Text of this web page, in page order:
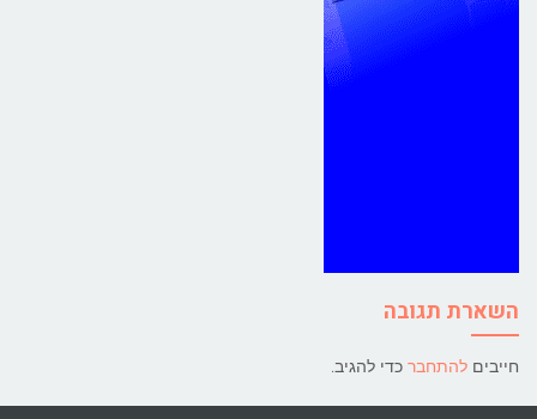
השארת תגובה
חייבים להתחבר כדי להגיב.